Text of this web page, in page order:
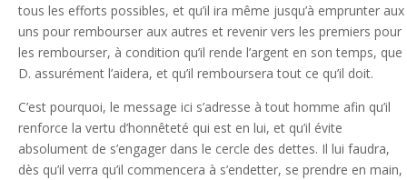
tous les efforts possibles, et qu’il ira même jusqu’à emprunter aux
uns pour rembourser aux autres et revenir vers les premiers pour
les rembourser, à condition qu’il rende l’argent en son temps, que
D. assurément l’aidera, et qu’il remboursera tout ce qu’il doit.
C’est pourquoi, le message ici s’adresse à tout homme afin qu’il
renforce la vertu d’honnêteté qui est en lui, et qu’il évite
absolument de s’engager dans le cercle des dettes. Il lui faudra,
dès qu’il verra qu’il commencera à s’endetter, se prendre en main,